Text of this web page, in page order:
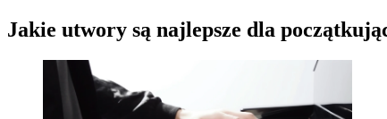
Jakie utwory są najlepsze dla